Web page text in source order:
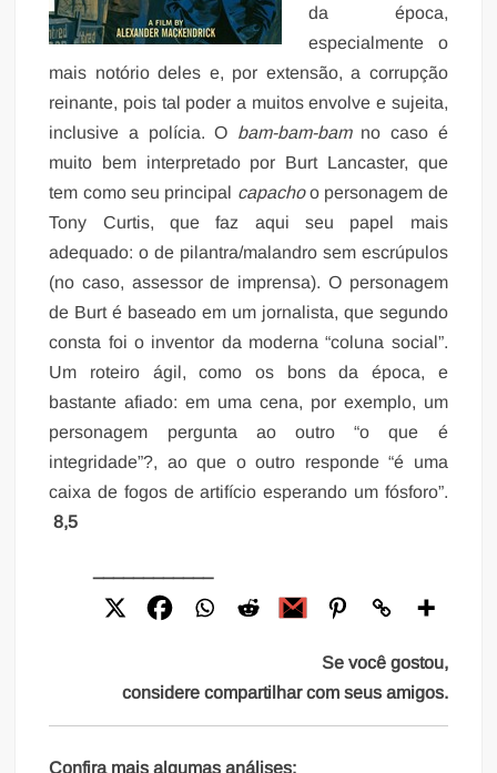
da época,
especialmente o
mais notório deles e, por extensão, a corrupção
reinante, pois tal poder a muitos envolve e sujeita,
inclusive a polícia. O bam-bam-bamno caso é
muito bem interpretado por Burt Lancaster, que
tem como seu principal capachoo personagem de
Tony Curtis, que faz aqui seu papel mais
adequado: o de pilantra/malandro sem escrúpulos
(no caso, assessor de imprensa). O personagem
de Burt é baseado em um jornalista, que segundo
consta foi o inventor da moderna “coluna social”.
Um roteiro ágil, como os bons da época, e
bastante afiado: em uma cena, por exemplo, um
personagem pergunta ao outro “o que é
integridade”?, ao que o outro responde “é uma
caixa de fogos de artifício esperando um fósforo”.
8,5
Se você gostou,
considere compartilhar com seus amigos.
Confira mais algumas análises: